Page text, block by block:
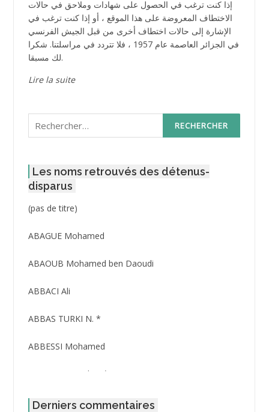
إذا كنت ترغب في الحصول على شهادات وملاحق في حالات
الاختطاف المعروضة على هذا الموقع ، أو إذا كنت ترغب في
الإشارة إلى حالات اختطاف أخرى من قبل الجيش الفرنسي
في الجزائر العاصمة عام 1957 ، فلا تتردد في مراسلتنا. شكرا
لك مسبقا.
Lire la suite
Rechercher :
Les noms retrouvés des détenus-
disparus
(pas de titre)Post
3416
ABAGUE Mohamed
ABAOUB Mohamed ben Daoudi
ABBACI Ali
ABBAS TURKI N. *
ABBESSI Mohamed
ABBOUR Azzedine *
ABDAT Amar
Derniers commentaires